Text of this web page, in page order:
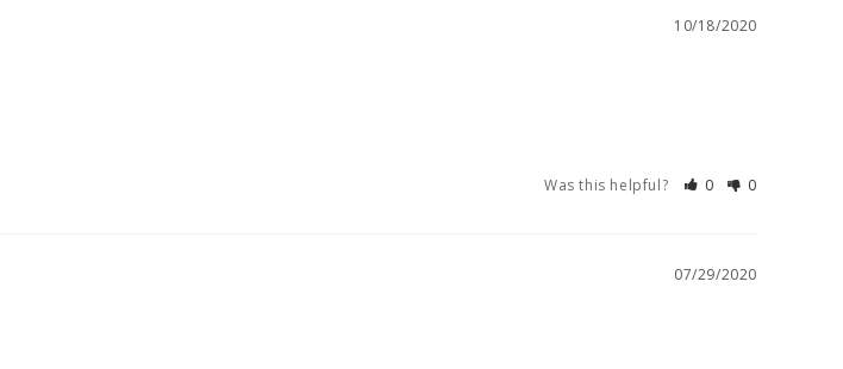
10/18/2020
Was this helpful? 0 0
07/29/2020